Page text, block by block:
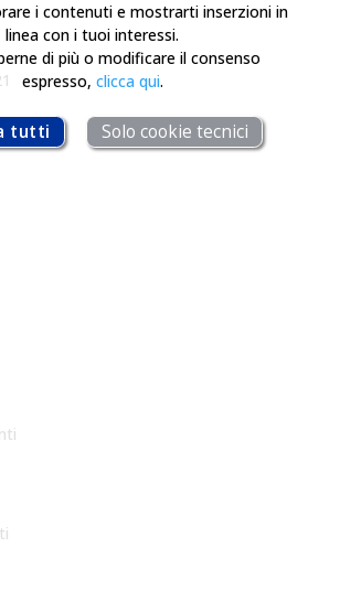
i contenuti e mostrarti inserzioni in
linea con i tuoi interessi.
di più o modificare il consenso
espresso, clicca qui.
tutti Solo cookie tecnici